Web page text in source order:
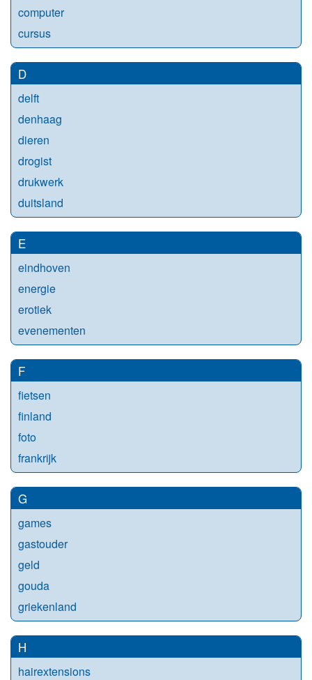
computer
cursus
D
delft
denhaag
dieren
drogist
drukwerk
duitsland
E
eindhoven
energie
erotiek
evenementen
F
fietsen
finland
foto
frankrijk
G
games
gastouder
geld
gouda
griekenland
H
hairextensions